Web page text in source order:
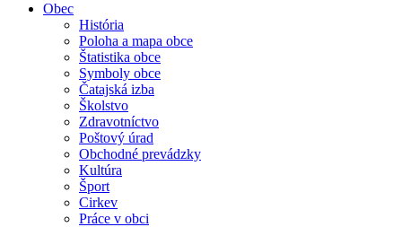
Obec
História
Poloha a mapa obce
Štatistika obce
Symboly obce
Čatajská izba
Školstvo
Zdravotníctvo
Poštový úrad
Obchodné prevádzky
Kultúra
Šport
Cirkev
Práce v obci